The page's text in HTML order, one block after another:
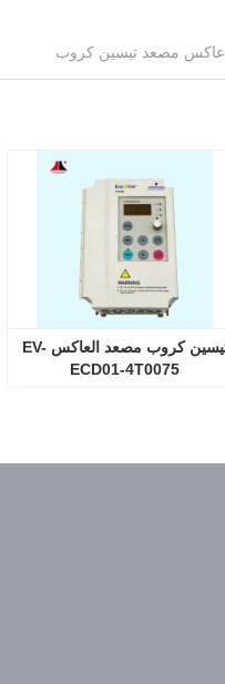
تيسين كروب مصعد العاكس EV-
ECD01-4T0075